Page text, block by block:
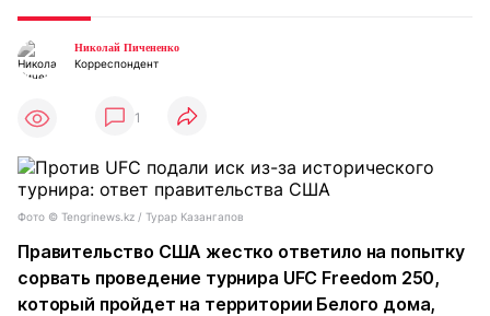
Николай Пичененко
Корреспондент
1
Фото © Tengrinews.kz / Турар Казангапов
Правительство США жестко ответило на попытку
сорвать проведение турнира UFC Freedom 250,
который пройдет на территории Белого дома,